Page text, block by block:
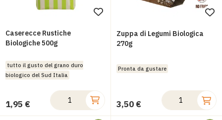
Aggiungi
Caserecce Rustiche
Biologiche 500g
tutto il gusto del grano duro
biologico del Sud Italia
1,95 €
Zuppa di Legumi Biologica
270g
Pronta da gustare
3,50 €